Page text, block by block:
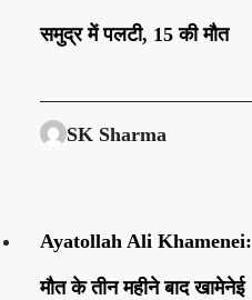
समुद्र में पलटी, 15 की मौत
SK Sharma
Ayatollah Ali Khamenei:
मौत के तीन महीने बाद खामेनेई